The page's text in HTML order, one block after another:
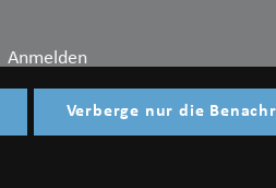
Anmelden
Verberge nur die